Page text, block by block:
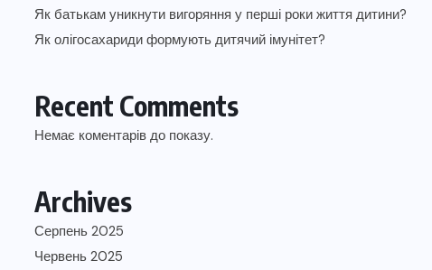
Як батькам уникнути вигоряння у перші роки життя дитини?
Як олігосахариди формують дитячий імунітет?
Recent Comments
Немає коментарів до показу.
Archives
Серпень 2025
Червень 2025